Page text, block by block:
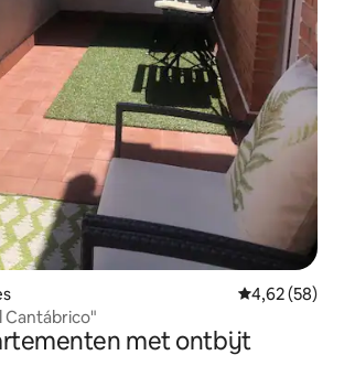
Gemiddelde
4,62 (58)
Cantábrico"
met ontbijt